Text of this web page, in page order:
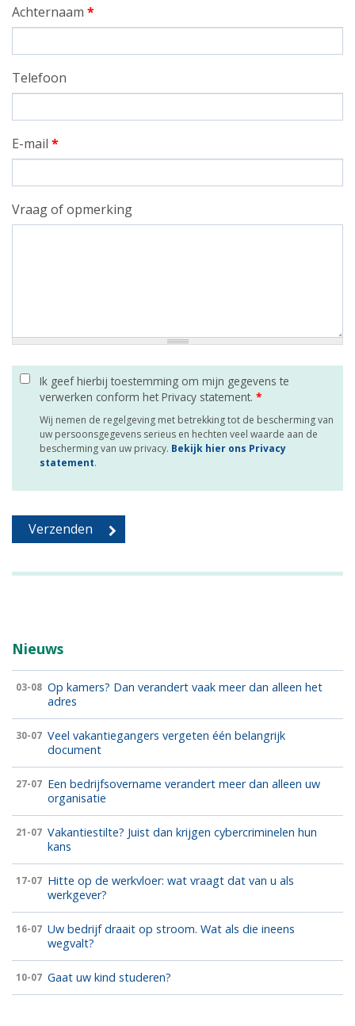
Achternaam *
Telefoon
E-mail *
Vraag of opmerking
Ik geef hierbij toestemming om mijn gegevens te
verwerken conform het Privacy statement. *
Wij nemen de regelgeving met betrekking tot de bescherming van
uw persoonsgegevens serieus en hechten veel waarde aan de
bescherming van uw privacy. Bekijk hier ons Privacy
statement.
Nieuws
03-08 Op kamers? Dan verandert vaak meer dan alleen het
adres
30-07 Veel vakantiegangers vergeten één belangrijk
document
27-07 Een bedrijfsovername verandert meer dan alleen uw
organisatie
21-07 Vakantiestilte? Juist dan krijgen cybercriminelen hun
kans
17-07 Hitte op de werkvloer: wat vraagt dat van u als
werkgever?
16-07 Uw bedrijf draait op stroom. Wat als die ineens
wegvalt?
10-07 Gaat uw kind studeren?